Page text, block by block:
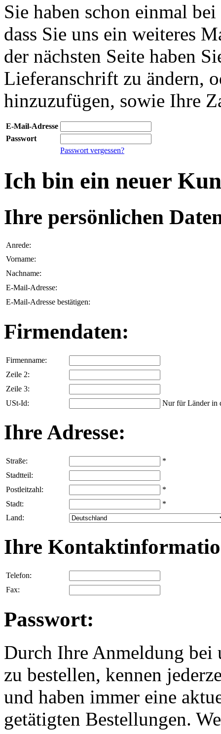
Sie haben schon einmal
dass Sie uns ein weiteres
der nächsten Seite haben
Lieferanschrift zu ändern,
hinzuzufügen, sowie Ihre
E-Mail-Adresse
Passwort
Passwort vergessen?
Ich bin ein neuer
Ihre persönlichen
Anrede:
Vorname:
Nachname:
E-Mail-Adresse:
E-Mail-Adresse bestätigen:
Firmendaten:
Firmenname:
Zeile 2:
Zeile 3:
USt-Id:
Nur für Länder in
Ihre Adresse:
Straße:
*
Stadtteil:
Postleitzahl:
*
Stadt:
*
Land:
Ihre
Telefon:
Fax:
Passwort:
Durch Ihre Anmeldung bei
zu bestellen, kennen
und haben immer eine
getätigten Bestellungen.